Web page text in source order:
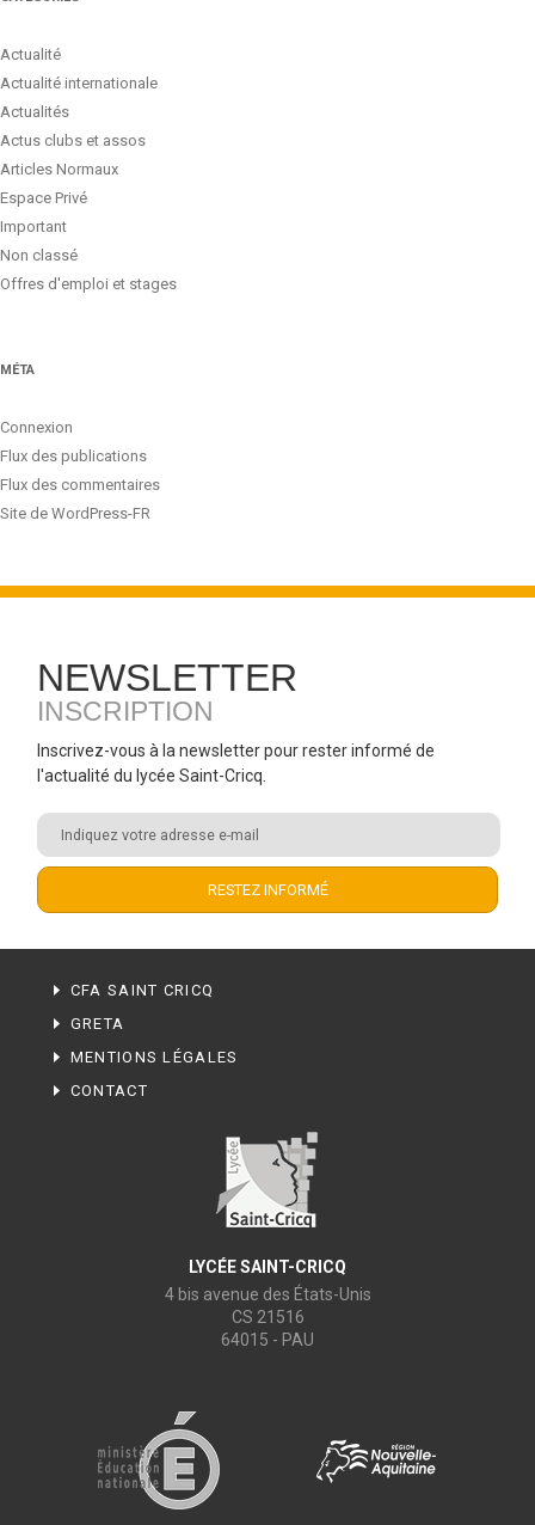
Actualité
Actualité internationale
Actualités
Actus clubs et assos
Articles Normaux
Espace Privé
Important
Non classé
Offres d'emploi et stages
MÉTA
Connexion
Flux des publications
Flux des commentaires
Site de WordPress-FR
NEWSLETTER
INSCRIPTION
Inscrivez-vous à la newsletter pour rester informé de
l'actualité du lycée Saint-Cricq.
CFA SAINT CRICQ
GRETA
MENTIONS LÉGALES
CONTACT
LYCÉE SAINT-CRICQ
4 bis avenue des États-Unis
CS 21516
64015 - PAU